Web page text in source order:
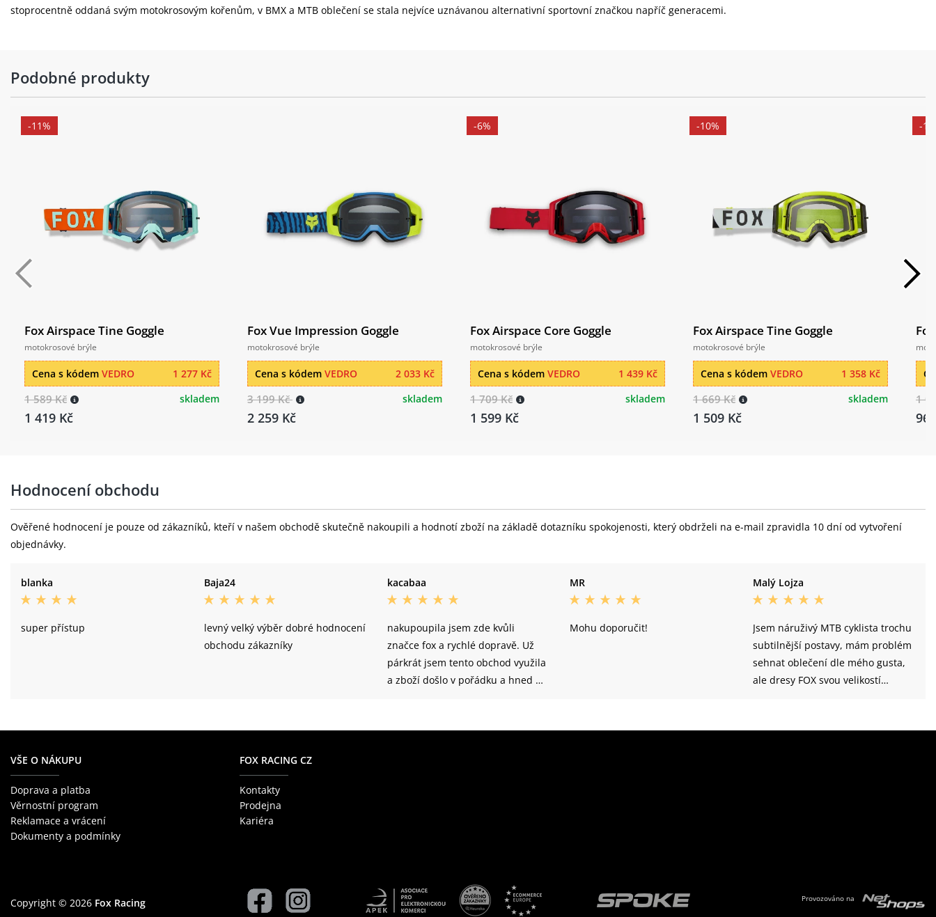
stoprocentně oddaná svým motokrosovým kořenům, v BMX a MTB oblečení se stala nejvíce uznávanou alternativní sportovní značkou napříč generacemi.
Podobné produkty
-11%
Fox Airspace Tine Goggle
motokrosové brýle
1 277 Kč
Cena s kódem VEDRO
1 589 Kč
1 419 Kč
skladem
Fox Vue Impression Goggle
motokrosové brýle
2 033 Kč
Cena s kódem VEDRO
3 199 Kč
2 259 Kč
skladem
-6%
Fox Airspace Core Goggle
motokrosové brýle
1 439 Kč
Cena s kódem VEDRO
1 709 Kč
1 599 Kč
skladem
-10%
Fox Airspace Tine Goggle
motokrosové brýle
1 358 Kč
Cena s kódem VEDRO
1 669 Kč
1 509 Kč
skladem
-
1
Hodnocení obchodu
Ověřené hodnocení je pouze od zákazníků, kteří v našem obchodě skutečně nakoupili a hodnotí zboží na základě dotazníku spokojenosti, který obdrželi na e-mail zpravidla 10 dní od vytvoření
objednávky.
blanka
super přístup
Baja24
levný velký výběr dobré hodnocení
obchodu zákazníky
kacabaa
nakupoupila jsem zde kvůli
značce fox a rychlé dopravě. Už
párkrát jsem tento obchod využila
a zboží došlo v pořádku a hned na
výběr zboží a čas dodání je krátký
MR
Mohu doporučit!
Malý Lojza
Jsem náruživý MTB cyklista trochu
subtilnější postavy, mám problém
sehnat oblečení dle mého gusta,
ale dresy FOX svou velikostí
VŠE O NÁKUPU
Doprava a platba
Věrnostní program
Reklamace a vrácení
Dokumenty a podmínky
FOX RACING CZ
Kontakty
Prodejna
Kariéra
Provozováno na
Copyright © 2026 Fox Racing